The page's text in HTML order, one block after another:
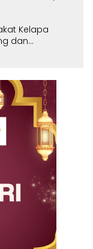
Kelapa
dan